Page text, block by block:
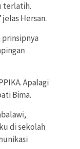
terlatih.
Hersan.
prinsipnya
Apalagi
Bima.
di sekolah